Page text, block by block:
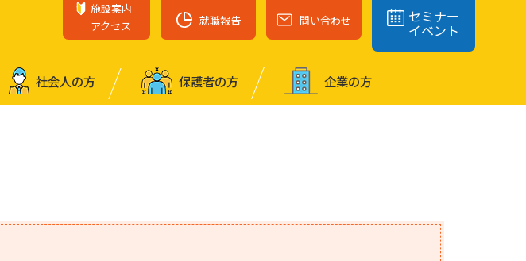
施設案内
アクセス
就職報告 問い合わせ セミナー
イベント
社会⼈の⽅ 保護者の⽅ 企業の⽅